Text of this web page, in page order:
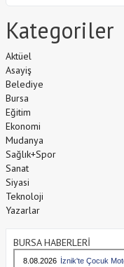
Kategoriler
Aktüel
Asayiş
Belediye
Bursa
Eğitim
Ekonomi
Mudanya
Sağlık+Spor
Sanat
Siyasi
Teknoloji
Yazarlar
BURSA HABERLERİ